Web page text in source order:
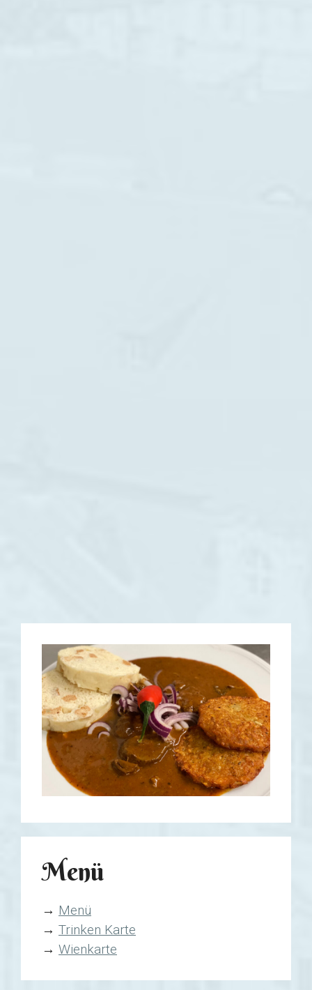
Menü
→ Menü
→ Trinken Karte
→ Wienkarte